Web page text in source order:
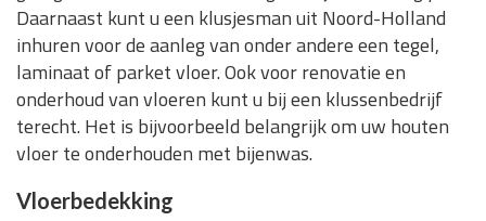
Daarnaast kunt u een klusjesman uit Noord-Holland
inhuren voor de aanleg van onder andere een tegel,
laminaat of parket vloer. Ook voor renovatie en
onderhoud van vloeren kunt u bij een klussenbedrijf
terecht. Het is bijvoorbeeld belangrijk om uw houten
vloer te onderhouden met bijenwas.
Vloerbedekking